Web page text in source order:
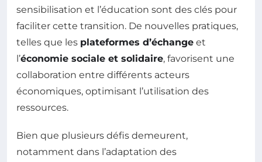
sensibilisation et l’éducation sont des clés pour
faciliter cette transition. De nouvelles pratiques,
telles que les plateformes d’échange et
l’économie sociale et solidaire, favorisent une
collaboration entre différents acteurs
économiques, optimisant l’utilisation des
ressources.
Bien que plusieurs défis demeurent,
notamment dans l’adaptation des